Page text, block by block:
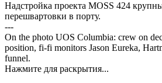
Надстройка проекта MOSS 424
перешвартовки в порту.
---
On the photo UOS Columbia: crew on
position, fi-fi monitors Jason Eureka,
funnel.
Нажмите для раскрытия...